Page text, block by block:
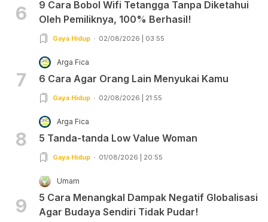
6
9 Cara Bobol Wifi Tetangga Tanpa Diketahui
Oleh Pemiliknya, 100% Berhasil!
Gaya Hidup 02/08/2026 | 03:55
7
Arga Fica
6 Cara Agar Orang Lain Menyukai Kamu
Gaya Hidup 02/08/2026 | 21:55
8
Arga Fica
5 Tanda-tanda Low Value Woman
Gaya Hidup 01/08/2026 | 20:55
9
Umam
5 Cara Menangkal Dampak Negatif Globalisasi
Agar Budaya Sendiri Tidak Pudar!